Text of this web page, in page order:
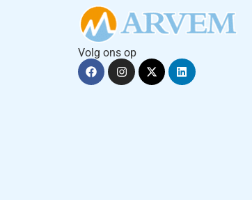
Volg ons op